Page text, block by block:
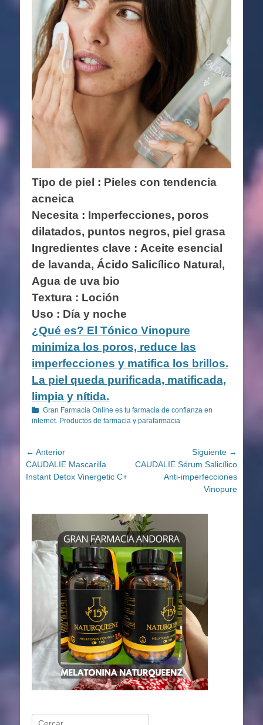
Tipo de piel : Pieles con tendencia
acneica
Necesita : Imperfecciones, poros
dilatados, puntos negros, piel grasa
Ingredientes clave : Aceite esencial
de lavanda, Ácido Salicílico Natural,
Agua de uva bio
Textura : Loción
Uso : Día y noche
¿Qué es? El Tónico Vinopure
minimiza los poros, reduce las
imperfecciones y matifica los brillos.
La piel queda purificada, matificada,
limpia y nítida.
Categorías
Gran Farmacia Online es tu farmacia de confianza en
internet. Productos de farmacia y parafarmacia
Navegación
de
entradas
← Anterior
Entrada
anterior:
CAUDALIE Mascarilla
Instant Detox Vinergetic C+
Siguiente →
Entrada
siguiente:
CAUDALIE Sérum Salicílico
Anti-imperfecciones
Vinopure
Buscar: